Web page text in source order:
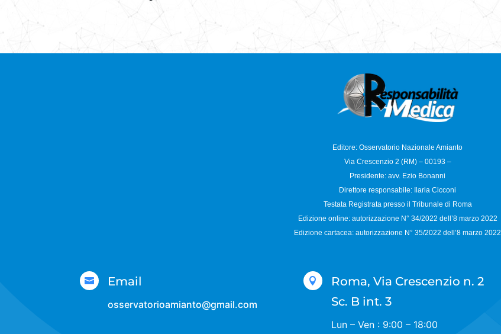
Editore: Osservatorio Nazionale Amianto
Via Crescenzio 2 (RM) – 00193 –
Presidente: avv. Ezio Bonanni
Direttore responsabile: Ilaria Cicconi
Testata Registrata presso il Tribunale di Roma
Edizione online: autorizzazione N° 34/2022 dell’8 marzo 2022
Edizione cartacea: autorizzazione N° 35/2022 dell’8 marzo 2022
 Email
osservatorioamianto@gmail.com

Roma, Via Crescenzio n. 2
Sc. B int. 3
Lun – Ven : 9:00 – 18:00